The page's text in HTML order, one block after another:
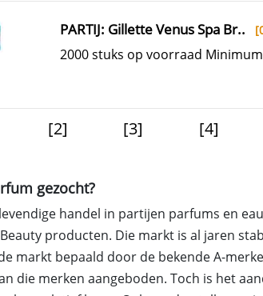
PARTIJ: Gillette Venus Spa Br..
2000 stuks op voorraad
[2] [3] [4]
gezocht?
handel in partijen parfums en
producten. Die markt is al jaren
markt bepaald door de bekende A-
die merken aangeboden. Toch is het